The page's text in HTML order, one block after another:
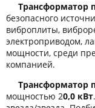
Трансформатор
безопасного
виброплиты,
электроприводом,
мощности, среди
компанией.
мощностью 20,0 кВт